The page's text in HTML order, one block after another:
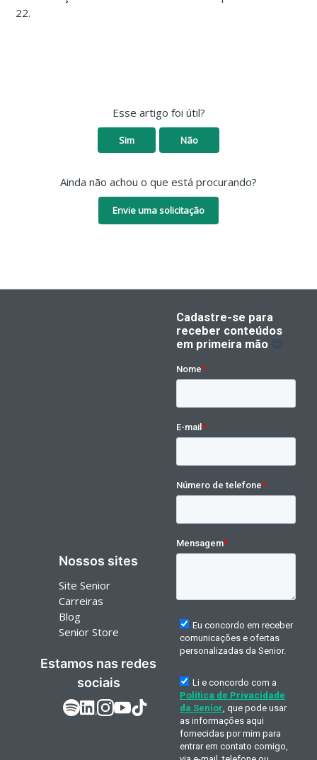
22.
Esse artigo foi útil?
Sim Não
Ainda não achou o que está procurando?
Envie uma solicitação
Nossos sites
Site Senior
Carreiras
Blog
Senior Store
Estamos nas redes
sociais